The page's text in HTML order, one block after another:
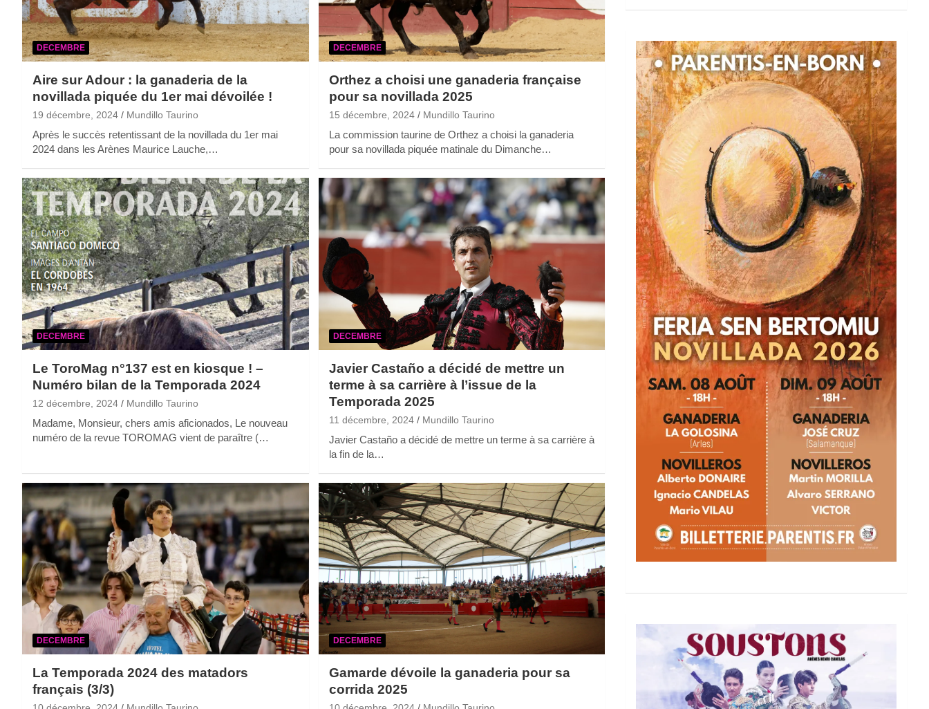
DECEMBRE
Aire sur Adour : la ganaderia de la
novillada piquée du 1er mai dévoilée !
19 décembre, 2024 Mundillo Taurino
Après le succès retentissant de la novillada du 1er mai
2024 dans les Arènes Maurice Lauche,…
DECEMBRE
Orthez a choisi une ganaderia française
pour sa novillada 2025
15 décembre, 2024 Mundillo Taurino
La commission taurine de Orthez a choisi la ganaderia
pour sa novillada piquée matinale du Dimanche…
DECEMBRE
Le ToroMag n°137 est en kiosque ! –
Numéro bilan de la Temporada 2024
12 décembre, 2024 Mundillo Taurino
Madame, Monsieur, chers amis aficionados, Le nouveau
numéro de la revue TOROMAG vient de paraître (…
DECEMBRE
Javier Castaño a décidé de mettre un
terme à sa carrière à l’issue de la
Temporada 2025
11 décembre, 2024 Mundillo Taurino
Javier Castaño a décidé de mettre un terme à sa carrière à
la fin de la…
DECEMBRE
La Temporada 2024 des matadors
français (3/3)
DECEMBRE
Gamarde dévoile la ganaderia pour sa
corrida 2025